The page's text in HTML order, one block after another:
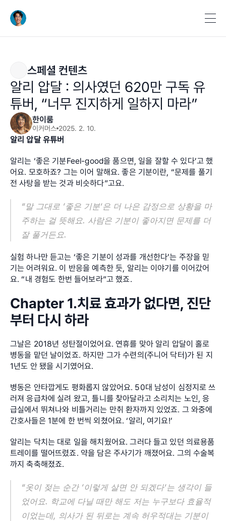
스페셜 컨텐츠
알리 압달 : 의사였던 620만 구독 유
튜버, “너무 진지하게 일하지 마라”
한이룸
이커머스 2025. 2. 10.
알리 압달 유튜버
알리는 ‘좋은 기분Feel-good을 품으면, 일을 잘할 수 있다’고 했
어요. 모호하죠? 그는 이어 말해요. 좋은 기분이란, “문제를 풀기
전 사탕을 받는 것과 비슷하다”고요.
“말 그대로 ‘좋은 기분’은 더 나은 감정으로 상황을 마
주하는 걸 뜻해요. 사람은 기분이 좋아지면 문제를 더
잘 풀거든요.
실험 하나만 듣고는 ‘좋은 기분이 성과를 개선한다’는 주장을 믿
기는 어려워요. 이 반응을 예측한 듯, 알리는 이야기를 이어갔어
요. “내 경험도 한번 들어보라”고 했죠.
Chapter 1.치료 효과가 없다면, 진단
부터 다시 하라
그날은 2018년 성탄절이었어요. 연휴를 맞아 알리 압달이 홀로
병동을 맡던 날이었죠. 하지만 그가 수련의(주니어 닥터)가 된 지
1년도 안 됐을 시기였어요.
병동은 안타깝게도 평화롭지 않았어요. 50대 남성이 심정지로 쓰
러져 응급차에 실려 왔고, 틀니를 찾아달라고 소리치는 노인, 응
급실에서 뛰쳐나와 비틀거리는 만취 환자까지 있었죠. 그 와중에
간호사들은 1분에 한 번씩 외쳤어요. ‘알리, 여기요!’
알리는 닥치는 대로 일을 해치웠어요. 그러다 들고 있던 의료용품
트레이를 떨어뜨렸죠. 약을 담은 주사기가 깨졌어요. 그의 수술복
까지 축축해졌죠.
“옷이 젖는 순간 ‘이렇게 살면 안 되겠다’는 생각이 들
었어요. 학교에 다닐 때만 해도 저는 누구보다 효율적
이었는데, 의사가 된 뒤로는 계속 허우적대는 기분이